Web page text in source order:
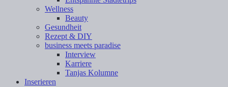
Wellness
Beauty
Gesundheit
Rezept & DIY
business meets paradise
Interview
Karriere
Tanjas Kolumne
Inserieren